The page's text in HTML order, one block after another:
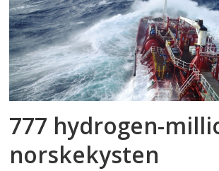
777 hydrogen-
norskekysten